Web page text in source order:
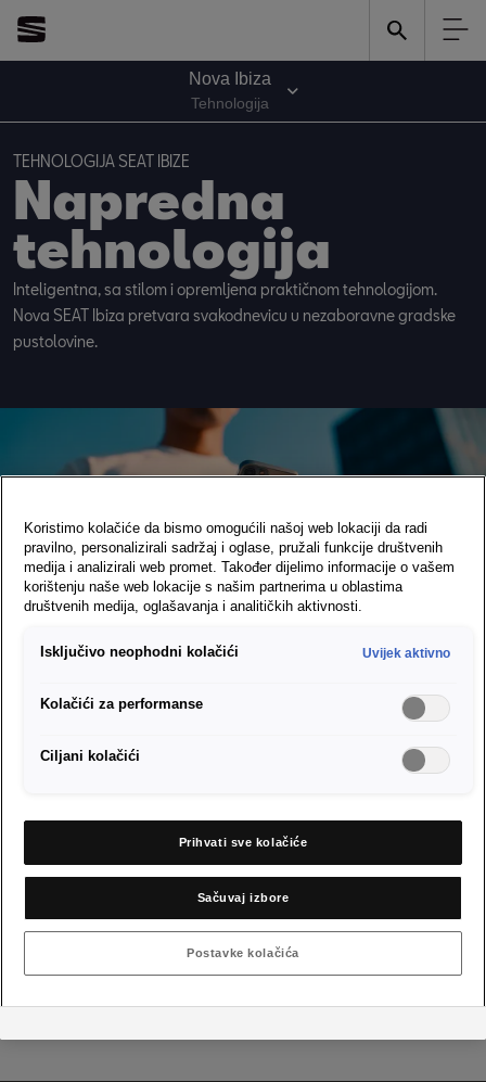
Nova Ibiza
Tehnologija
TEHNOLOGIJA SEAT IBIZE
Napredna
tehnologija
Inteligentna, sa stilom i opremljena praktičnom tehnologijom.
Nova SEAT Ibiza pretvara svakodnevicu u nezaboravne gradske
pustolovine.
Dalje na SEAT CONNECT
Koristimo kolačiće da bismo omogućili našoj web lokaciji da radi
pravilno, personalizirali sadržaj i oglase, pružali funkcije društvenih
medija i analizirali web promet. Također dijelimo informacije o vašem
korištenju naše web lokacije s našim partnerima u oblastima
društvenih medija, oglašavanja i analitičkih aktivnosti.
Isključivo neophodni kolačići Uvijek aktivno
Kolačići za performanse
Ciljani kolačići
Prihvati sve kolačiće
Sačuvaj izbore
Postavke kolačića